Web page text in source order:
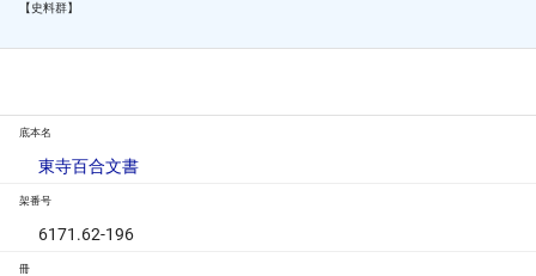
【史料群】
底本名
東寺百合文書
架番号
6171.62-196
冊